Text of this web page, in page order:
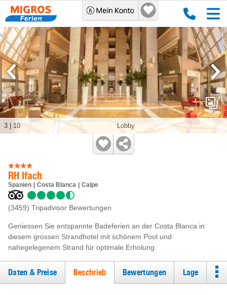
RH Ifach
Spanien Costa Blanca Calpe
(3459) Tripadvisor Bewertungen
Geniessen Sie entspannte Badeferien an der Costa Blanca in
diesem grossen Strandhotel mit schönem Pool und
nahegelegenem Strand für optimale Erholung.
Lobby
3 10
Daten & Preise Beschrieb Bewertungen Lage